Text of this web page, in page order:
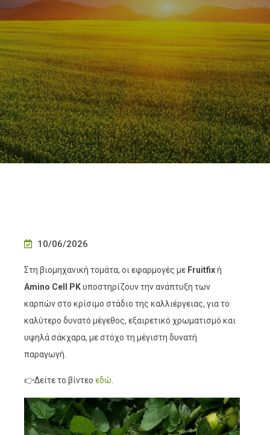
10/06/2026
Στη βιομηχανική τομάτα, οι εφαρμογές με Fruitfixή
Amino Cell PKυποστηρίζουν την ανάπτυξη των
καρπών στο κρίσιμο στάδιο της καλλιέργειας, για το
καλύτερο δυνατό μέγεθος, εξαιρετικό χρωματισμό και
υψηλά σάκχαρα, με στόχο τη μέγιστη δυνατή
παραγωγή.
👉Δείτε το βίντεο εδώ